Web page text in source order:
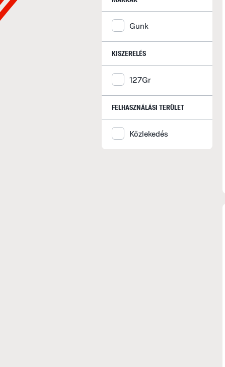
MIDLAND AKCIÓ
MOBIL OLAJ AKCIÓ
MOTUL - MOTOREX
AKCIÓ
REPSOL AKCIÓ
SHELL AKCIÓ
Gunk
KISZERELÉS
127Gr
FELHASZNÁLÁSI TERÜLET
Közlekedés